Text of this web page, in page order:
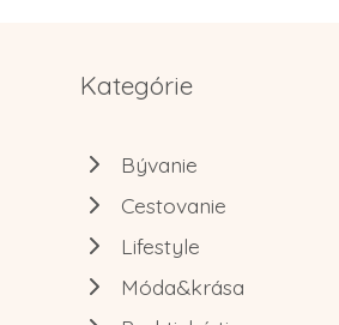
Kategórie
Bývanie
Cestovanie
Lifestyle
Móda&krása